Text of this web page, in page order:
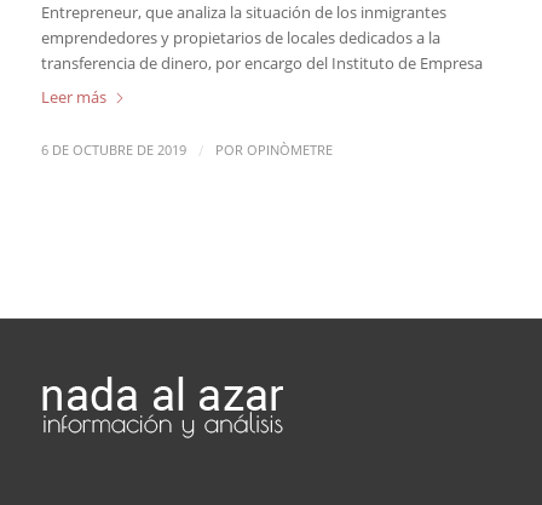
Entrepreneur, que analiza la situación de los inmigrantes
emprendedores y propietarios de locales dedicados a la
transferencia de dinero, por encargo del Instituto de Empresa
Leer más
6 DE OCTUBRE DE 2019 / POR OPINÒMETRE